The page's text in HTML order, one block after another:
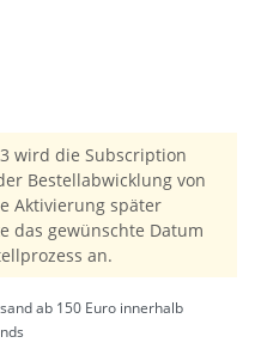
wird die Subscription
Bestellabwicklung von
Aktivierung später
das gewünschte Datum
an.
ab 150 Euro innerhalb